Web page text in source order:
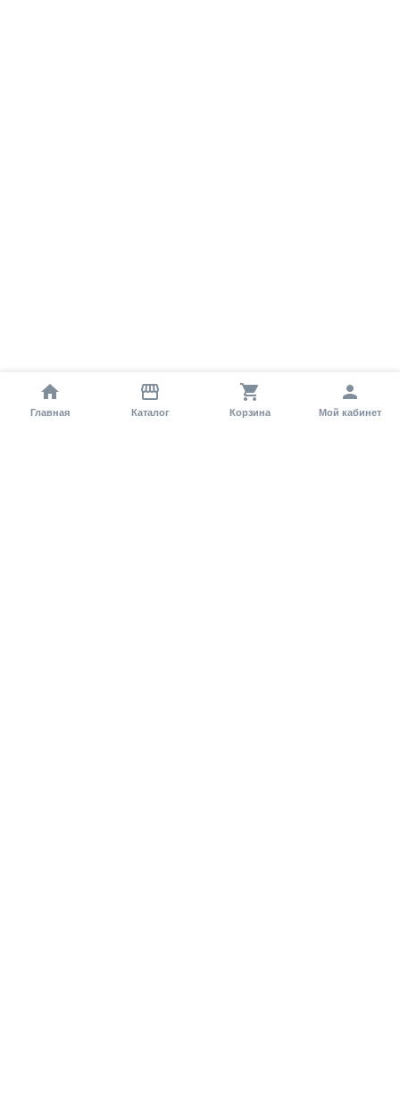
Главная Каталог Корзина Мой кабинет